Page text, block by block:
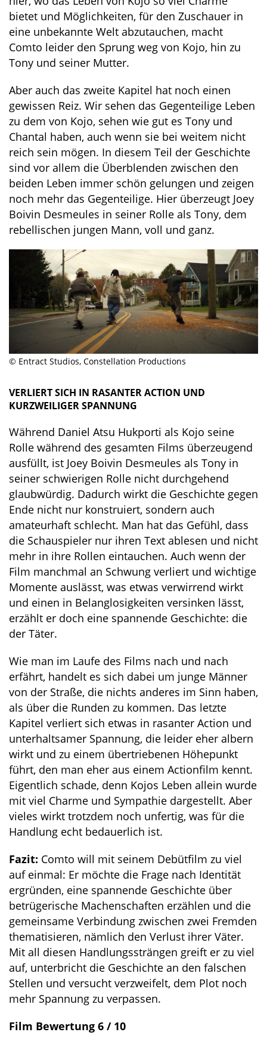
bietet und Möglichkeiten, für den Zuschauer in
eine unbekannte Welt abzutauchen, macht
Comto leider den Sprung weg von Kojo, hin zu
Tony und seiner Mutter.
Aber auch das zweite Kapitel hat noch einen
gewissen Reiz. Wir sehen das Gegenteilige Leben
zu dem von Kojo, sehen wie gut es Tony und
Chantal haben, auch wenn sie bei weitem nicht
reich sein mögen. In diesem Teil der Geschichte
sind vor allem die Überblenden zwischen den
beiden Leben immer schön gelungen und zeigen
noch mehr das Gegenteilige. Hier überzeugt Joey
Boivin Desmeules in seiner Rolle als Tony, dem
rebellischen jungen Mann, voll und ganz.
© Entract Studios, Constellation Productions
VERLIERT SICH IN RASANTER ACTION UND
KURZWEILIGER SPANNUNG
Während Daniel Atsu Hukporti als Kojo seine
Rolle während des gesamten Films überzeugend
ausfüllt, ist Joey Boivin Desmeules als Tony in
seiner schwierigen Rolle nicht durchgehend
glaubwürdig. Dadurch wirkt die Geschichte gegen
Ende nicht nur konstruiert, sondern auch
amateurhaft schlecht. Man hat das Gefühl, dass
die Schauspieler nur ihren Text ablesen und nicht
mehr in ihre Rollen eintauchen. Auch wenn der
Film manchmal an Schwung verliert und wichtige
Momente auslässt, was etwas verwirrend wirkt
und einen in Belanglosigkeiten versinken lässt,
erzählt er doch eine spannende Geschichte: die
der Täter.
Wie man im Laufe des Films nach und nach
erfährt, handelt es sich dabei um junge Männer
von der Straße, die nichts anderes im Sinn haben,
als über die Runden zu kommen. Das letzte
Kapitel verliert sich etwas in rasanter Action und
unterhaltsamer Spannung, die leider eher albern
wirkt und zu einem übertriebenen Höhepunkt
führt, den man eher aus einem Actionfilm kennt.
Eigentlich schade, denn Kojos Leben allein wurde
mit viel Charme und Sympathie dargestellt. Aber
vieles wirkt trotzdem noch unfertig, was für die
Handlung echt bedauerlich ist.
Fazit: Comto will mit seinem Debütfilm zu viel
auf einmal: Er möchte die Frage nach Identität
ergründen, eine spannende Geschichte über
betrügerische Machenschaften erzählen und die
gemeinsame Verbindung zwischen zwei Fremden
thematisieren, nämlich den Verlust ihrer Väter.
Mit all diesen Handlungssträngen greift er zu viel
auf, unterbricht die Geschichte an den falschen
Stellen und versucht verzweifelt, dem Plot noch
mehr Spannung zu verpassen.
Film Bewertung 6 / 10